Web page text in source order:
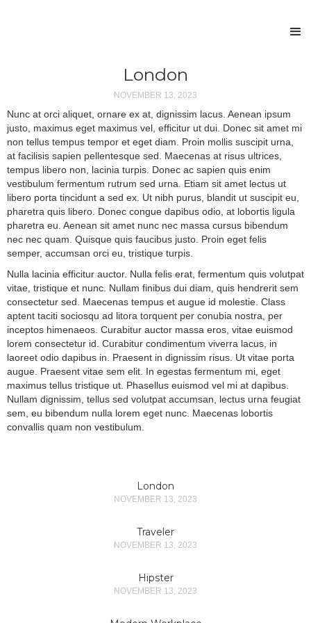
London
NOVEMBER 13, 2023
Nunc at orci aliquet, ornare ex at, dignissim lacus. Aenean ipsum
justo, maximus eget maximus vel, efficitur ut dui. Donec sit amet mi
non tellus tempus tempor et eget diam. Proin mollis suscipit urna,
at facilisis sapien pellentesque sed. Maecenas at risus ultrices,
tempus libero non, lacinia turpis. Donec ac sapien quis enim
vestibulum fermentum rutrum sed urna. Etiam sit amet lectus ut
libero porta tincidunt a sed ex. Ut nibh purus, blandit ut suscipit eu,
pharetra quis libero. Donec congue dapibus odio, at lobortis ligula
pharetra eu. Aenean sit amet nunc nec massa cursus bibendum
nec nec quam. Quisque quis faucibus justo. Proin eget felis
semper, accumsan orci eu, tristique turpis.
Nulla lacinia efficitur auctor. Nulla felis erat, fermentum quis volutpat
vitae, tristique et nunc. Nullam finibus dui diam, quis hendrerit sem
consectetur sed. Maecenas tempus et augue id molestie. Class
aptent taciti sociosqu ad litora torquent per conubia nostra, per
inceptos himenaeos. Curabitur auctor massa eros, vitae euismod
lorem consectetur id. Curabitur condimentum viverra lacus, in
laoreet odio dapibus in. Praesent in dignissim risus. Ut vitae porta
augue. Praesent vitae sem elit. In egestas fermentum mi, eget
maximus tellus tristique ut. Phasellus euismod vel mi at dapibus.
Nullam dignissim, tellus sed volutpat accumsan, lectus urna feugiat
sem, eu bibendum nulla lorem eget nunc. Maecenas lobortis
convallis quam non vestibulum.
London
NOVEMBER 13, 2023
Traveler
NOVEMBER 13, 2023
Hipster
NOVEMBER 13, 2023